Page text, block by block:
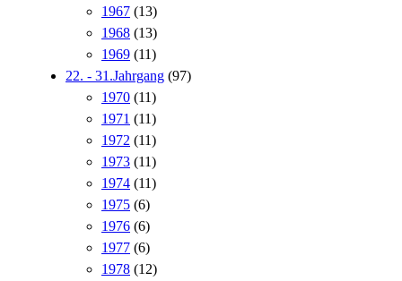
1967 (13)
1968 (13)
1969 (11)
22. - 31.Jahrgang (97)
1970 (11)
1971 (11)
1972 (11)
1973 (11)
1974 (11)
1975 (6)
1976 (6)
1977 (6)
1978 (12)